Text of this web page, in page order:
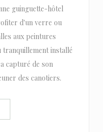
guinguette-hôtel
d'un verre ou
aux peintures
tranquillement installé
capturé de son
des canotiers.